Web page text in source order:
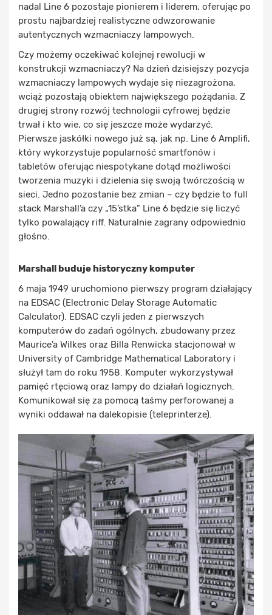
nadal Line 6 pozostaje pionierem i liderem, oferując po
prostu najbardziej realistyczne odwzorowanie
autentycznych wzmacniaczy lampowych.
Czy możemy oczekiwać kolejnej rewolucji w
konstrukcji wzmacniaczy? Na dzień dzisiejszy pozycja
wzmacniaczy lampowych wydaje się niezagrożona,
wciąż pozostają obiektem największego pożądania. Z
drugiej strony rozwój technologii cyfrowej będzie
trwał i kto wie, co się jeszcze może wydarzyć.
Pierwsze jaskółki nowego już są, jak np. Line 6 Amplifi,
który wykorzystuje popularność smartfonów i
tabletów oferując niespotykane dotąd możliwości
tworzenia muzyki i dzielenia się swoją twórczością w
sieci. Jedno pozostanie bez zmian – czy będzie to full
stack Marshall’a czy „15’stka” Line 6 będzie się liczyć
tylko powalający riff. Naturalnie zagrany odpowiednio
głośno.
Marshall buduje historyczny komputer
6 maja 1949 uruchomiono pierwszy program działający
na EDSAC (Electronic Delay Storage Automatic
Calculator). EDSAC czyli jeden z pierwszych
komputerów do zadań ogólnych, zbudowany przez
Maurice’a Wilkes oraz Billa Renwicka stacjonował w
University of Cambridge Mathematical Laboratory i
służył tam do roku 1958. Komputer wykorzystywał
pamięć rtęciową oraz lampy do działań logicznych.
Komunikował się za pomocą taśmy perforowanej a
wyniki oddawał na dalekopisie (teleprinterze).